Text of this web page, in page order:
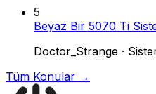
5
Beyaz Bir 5070 Ti
Doctor_Strange ·
Tüm Konular →